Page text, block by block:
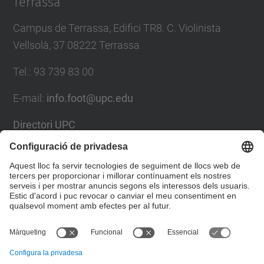
Campus de Terrassa, Edifici TR8. C. Violinista
Vellsolà, 37 08222 Terrassa
Tel. : 93 739 83 00
E-mail : info.foot@upc.edu
Directori UPC
Formulari de contacte
Llista Xarxes Socials